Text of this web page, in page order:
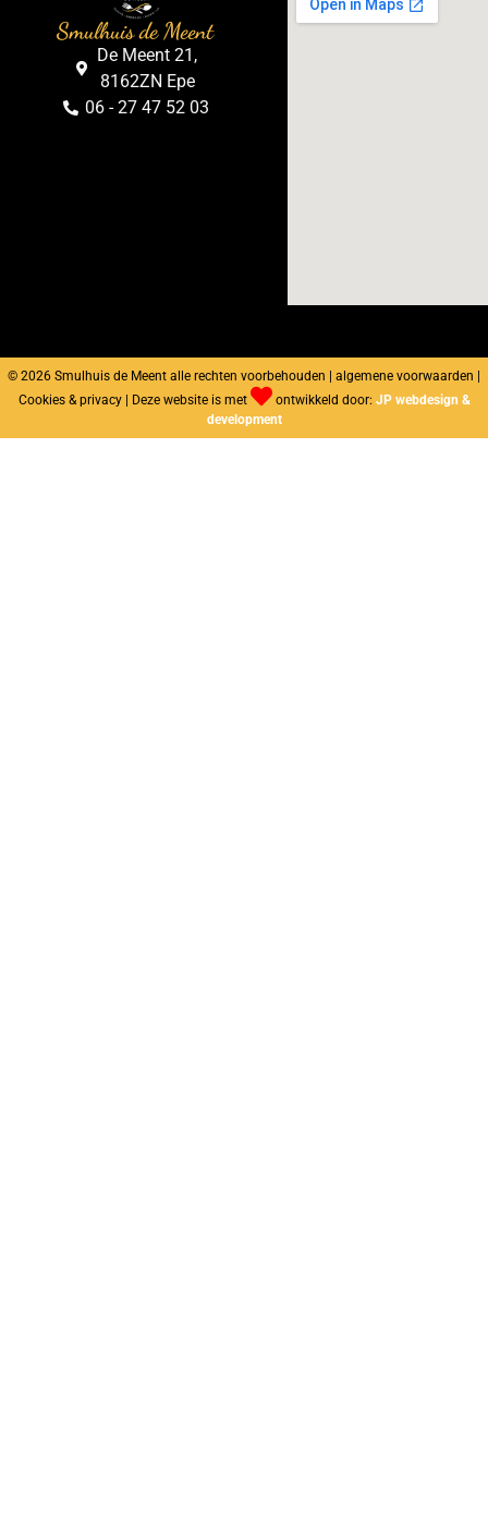
Smulhuis de Meent
De Meent 21,
8162ZN Epe
06 - 27 47 52 03
© 2026 Smulhuis de Meent alle rechten voorbehouden | algemene voorwaarden |
Cookies & privacy | Deze website is met
ontwikkeld door: JP webdesign &
development